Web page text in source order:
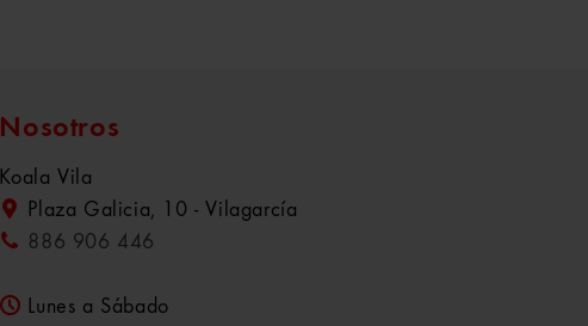
Nosotros
Koala Vila
Plaza Galicia, 10 - Vilagarcía
886 906 446
Lunes a Sábado